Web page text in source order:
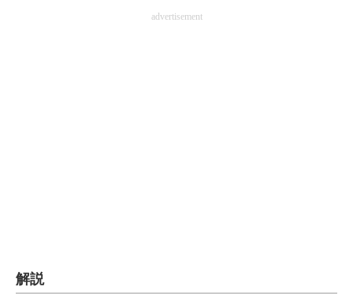
エネルギーの専門メディア
advertisement
解説